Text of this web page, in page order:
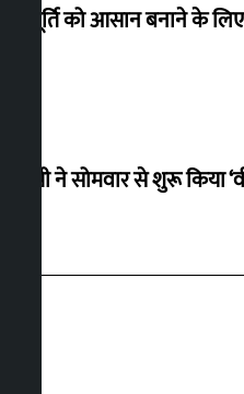
गैस आपूर्ति को आसान बनाने के
आरएसपी ने सोमवार से शुरू किया